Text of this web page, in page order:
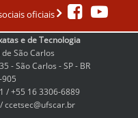
oficiais
e de Tecnologia
São Carlos
- São Carlos - SP - BR
905
/ +55 16 3306-6889
ccetsec@ufscar.br